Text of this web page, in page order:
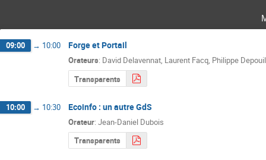
09:00 → 10:00 Forge et Portail
Orateurs: David Delavennat, Laurent Facq, Philippe
Transparents
10:00 → 10:30 Ecoinfo : un autre GdS
Orateur: Jean-Daniel Dubois
Transparents